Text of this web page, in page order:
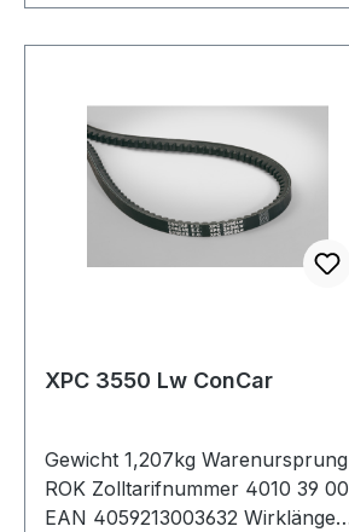
XPC 3550 Lw ConCar
Gewicht 1,207kg Warenursprung
ROK Zolltarifnummer 4010 39 00
EAN 4059213003632 Wirklänge